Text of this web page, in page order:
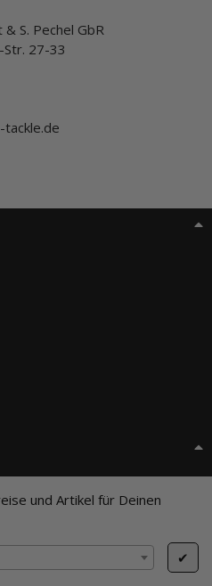
und Artikel für Deinen
✔
& S. Pechel GbR
Str. 27-33